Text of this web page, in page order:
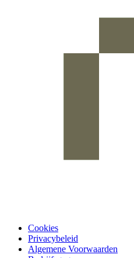
Cookies
Privacybeleid
Algemene Voorwaarden